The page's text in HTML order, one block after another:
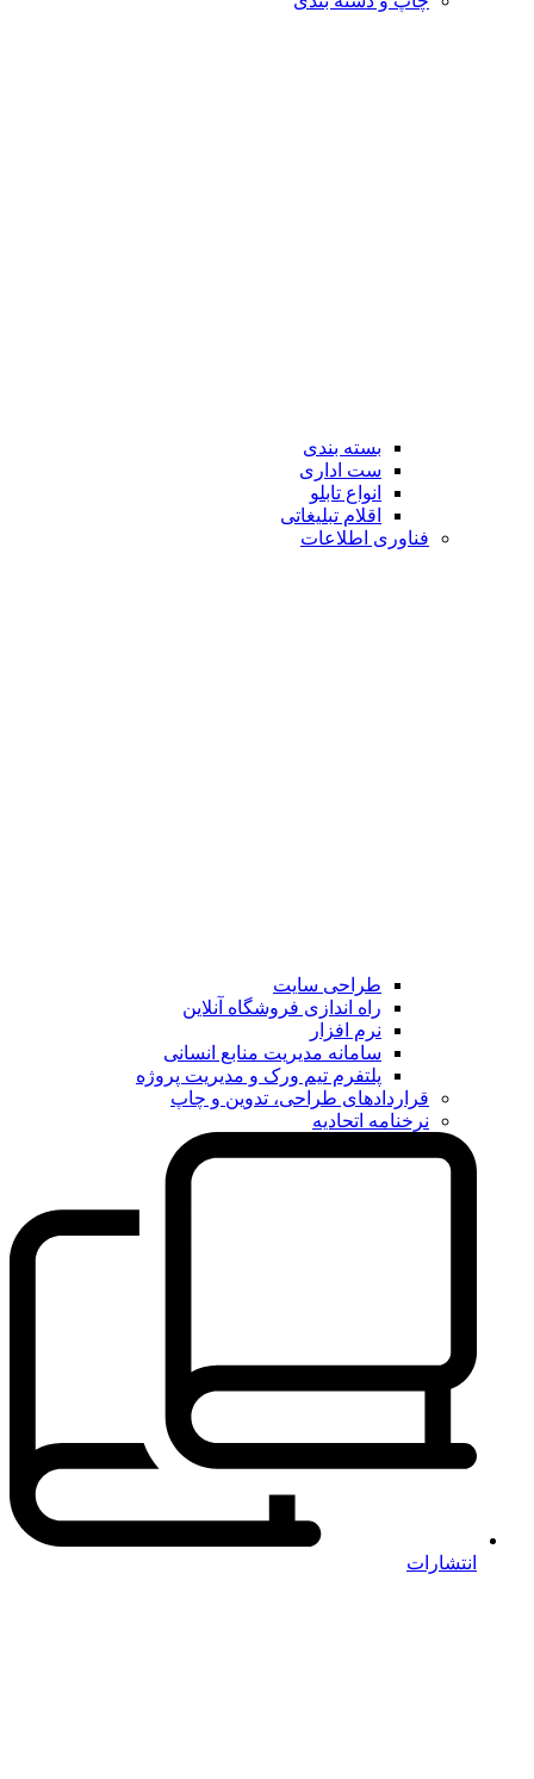
بسته بندی
ست اداری
انواع تابلو
اقلام تبلیغاتی
فناوری اطلاعات
طراحی سایت
راه اندازی فروشگاه آنلاین
نرم افزار
سامانه مدیریت منابع انسانی
پلتفرم تیم ورک و مدیریت پروژه
قراردادهای طراحی، تدوین و چاپ
نرخنامه اتحادیه
انتشارات